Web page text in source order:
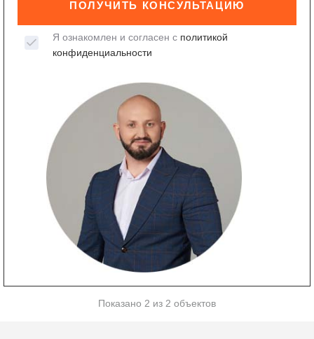
ПОЛУЧИТЬ КОНСУЛЬТАЦИЮ
Я ознакомлен и согласен с политикой
конфиденциальности
Показано 2 из 2 объектов